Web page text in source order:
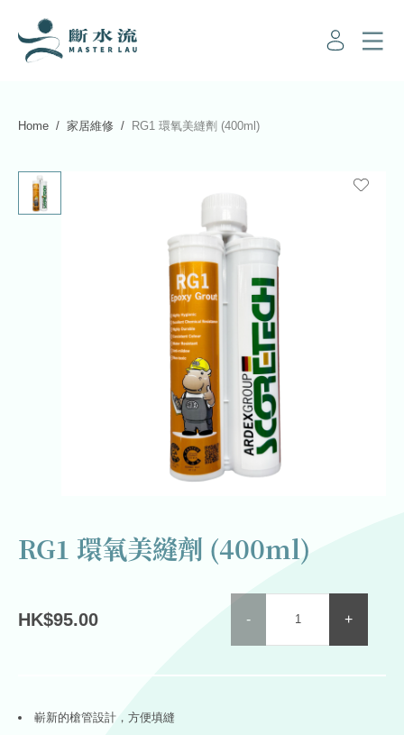
Home 家居維修 RG1 環氧美縫劑 (400ml)
RG1 環氧美縫劑 (400ml)
HK$95.00 -
氧
+
嶄新的槍管設計，方便填縫